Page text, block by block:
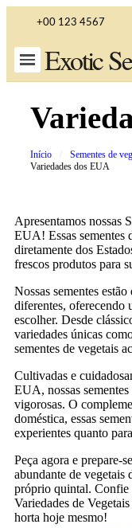
+00 123 4567
Exotic
Início Sementes de
Variedades dos EUA
Apresentamos nossas
EUA! Essas sementes
diretamente dos
frescos produtos para
Nossas sementes
diferentes, oferecendo
escolher. Desde
variedades únicas
sementes de vegetais
Cultivadas e
EUA, nossas
vigorosas. O
doméstica, essas
experientes quanto
Peça agora e prepare-
abundante de vegetais
próprio quintal. Confie
Variedades de
horta hoje mesmo!